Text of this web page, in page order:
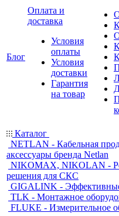
Блог
Оплата и
доставка
Условия
оплаты
Условия
доставки
Гарантия
на товар
Каталог
NETLAN - Кабельная
аксессуары бренда Netlan
NIKOMAX, NIKOLAN -
решения для СКС
GIGALINK -
TLK - Монтажное
FLUKE - Измерительное